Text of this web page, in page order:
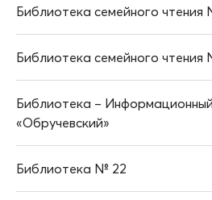
Библиотека семейного чтения
Библиотека семейного чтения
Библиотека –
«Обручевский»
Библиотека № 22